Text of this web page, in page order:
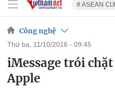
# ASEAN
Công nghệ
thứ ba, 11/10/2016 - 09:45
iMessage trói
Apple